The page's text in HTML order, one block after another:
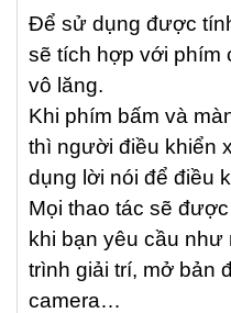
Để sử dụng được
sẽ tích hợp với phím
vô lăng.
Khi phím bấm và
thì người điều khiển
dụng lời nói để điều
Mọi thao tác sẽ
khi bạn yêu cầu
trình giải trí, mở bản
camera…